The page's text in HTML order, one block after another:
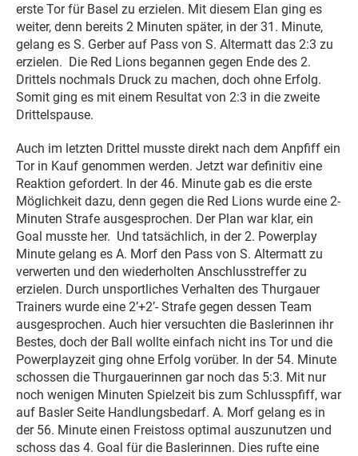
erste Tor für Basel zu erzielen. Mit diesem Elan ging es
weiter, denn bereits 2 Minuten später, in der 31. Minute,
gelang es S. Gerber auf Pass von S. Altermatt das 2:3 zu
erzielen. Die Red Lions begannen gegen Ende des 2.
Drittels nochmals Druck zu machen, doch ohne Erfolg.
Somit ging es mit einem Resultat von 2:3 in die zweite
Drittelspause.
Auch im letzten Drittel musste direkt nach dem Anpfiff ein
Tor in Kauf genommen werden. Jetzt war definitiv eine
Reaktion gefordert. In der 46. Minute gab es die erste
Möglichkeit dazu, denn gegen die Red Lions wurde eine 2-
Minuten Strafe ausgesprochen. Der Plan war klar, ein
Goal musste her. Und tatsächlich, in der 2. Powerplay
Minute gelang es A. Morf den Pass von S. Altermatt zu
verwerten und den wiederholten Anschlusstreffer zu
erzielen. Durch unsportliches Verhalten des Thurgauer
Trainers wurde eine 2’+2’- Strafe gegen dessen Team
ausgesprochen. Auch hier versuchten die Baslerinnen ihr
Bestes, doch der Ball wollte einfach nicht ins Tor und die
Powerplayzeit ging ohne Erfolg vorüber. In der 54. Minute
schossen die Thurgauerinnen gar noch das 5:3. Mit nur
noch wenigen Minuten Spielzeit bis zum Schlusspfiff, war
auf Basler Seite Handlungsbedarf. A. Morf gelang es in
der 56. Minute einen Freistoss optimal auszunutzen und
schoss das 4. Goal für die Baslerinnen. Dies rufte eine